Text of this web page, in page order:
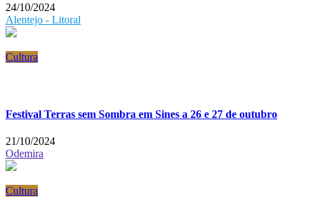
24/10/2024
Alentejo - Litoral
Cultura
Festival Terras sem Sombra em Sines a 26 e 27 de outubro
21/10/2024
Odemira
Cultura